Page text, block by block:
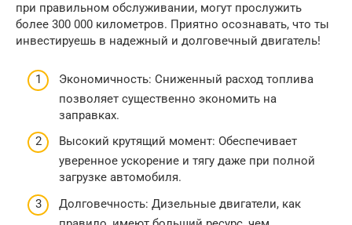
при правильном обслуживании, могут прослужить
более 300 000 километров. Приятно осознавать, что ты
инвестируешь в надежный и долговечный двигатель!
Экономичность: Сниженный расход топлива
позволяет существенно экономить на
заправках.
Высокий крутящий момент: Обеспечивает
уверенное ускорение и тягу даже при полной
загрузке автомобиля.
Долговечность: Дизельные двигатели, как